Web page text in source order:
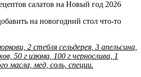
на новогодний стол что-то
2 стебля сельдерея, 3 апельсина,
50 г изюма, 100 г чернослива, 1
масла, мед, соль, специи.